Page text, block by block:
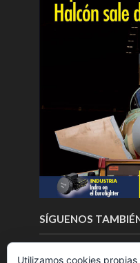
SÍGUENOS
Utilizamos cookies